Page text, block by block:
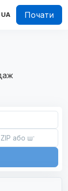
UA Почати